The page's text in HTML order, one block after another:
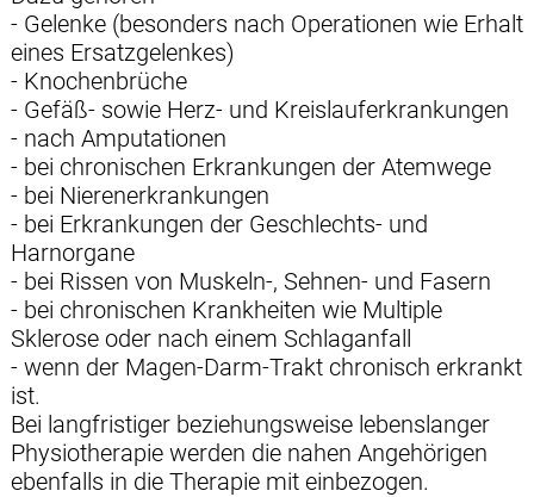
- Gelenke (besonders nach Operationen wie Erhalt
eines Ersatzgelenkes)
- Knochenbrüche
- Gefäß- sowie Herz- und Kreislauferkrankungen
- nach Amputationen
- bei chronischen Erkrankungen der Atemwege
- bei Nierenerkrankungen
- bei Erkrankungen der Geschlechts- und
Harnorgane
- bei Rissen von Muskeln-, Sehnen- und Fasern
- bei chronischen Krankheiten wie Multiple
Sklerose oder nach einem Schlaganfall
- wenn der Magen-Darm-Trakt chronisch erkrankt
ist.
Bei langfristiger beziehungsweise lebenslanger
Physiotherapie werden die nahen Angehörigen
ebenfalls in die Therapie mit einbezogen.